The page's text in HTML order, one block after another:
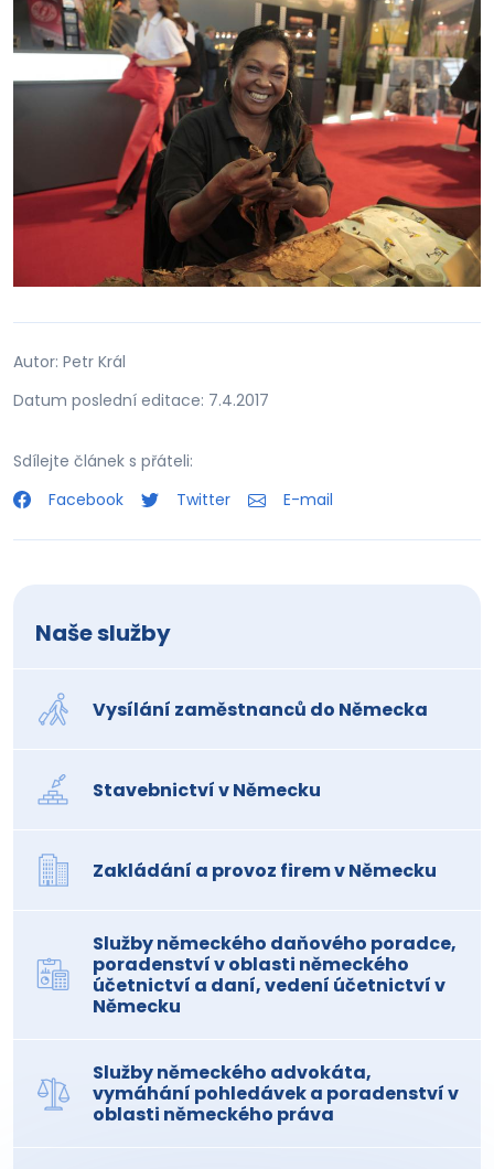
Autor: Petr Král
Datum poslední editace: 7.4.2017
Sdílejte článek s přáteli:
Facebook
Twitter E-mail
Naše služby
Vysílání zaměstnanců do Německa
Stavebnictví v Německu
Zakládání a provoz firem v Německu
Služby německého daňového poradce,
poradenství v oblasti německého
účetnictví a daní, vedení účetnictví v
Německu
Služby německého advokáta,
vymáhání pohledávek a poradenství v
oblasti německého práva